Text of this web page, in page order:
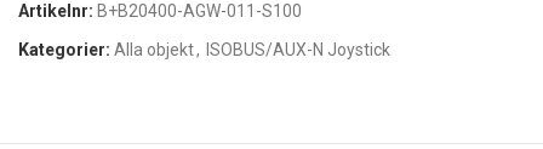
Artikelnr: B+B20400-AGW-011-S100
Kategorier: Alla objekt, ISOBUS/AUX-N Joystick